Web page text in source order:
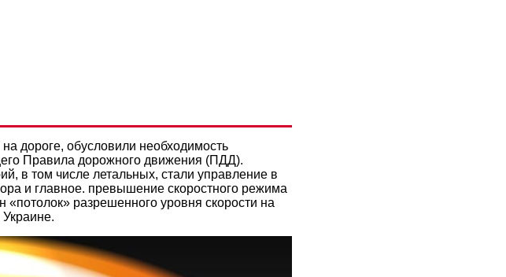
дороге, обусловили необходимость
Правила дорожного движения (ПДД).
в том числе летальных, стали управление в
и главное. превышение скоростного режима
разрешенного уровня скорости на